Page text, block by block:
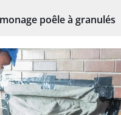
poêle à granulés